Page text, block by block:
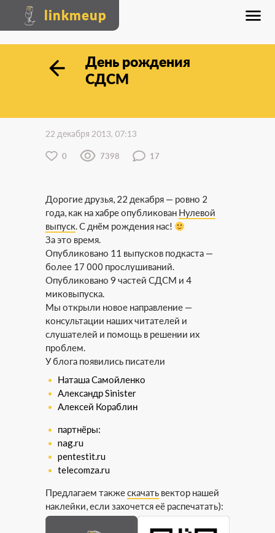
linkmeup
День рождения
СДСМ
22 декабря 2013, 07:13
0 7398 17
Дорогие друзья, 22 декабря — ровно 2
года, как на хабре опубликован Нулевой
выпуск. С днём рождения нас!
За это время.
Опубликовано 11 выпусков подкаста —
более 17 000 прослушиваний.
Опубликовано 9 частей СДСМ и 4
миковыпуска.
Мы открыли новое направление —
консультации наших читателей и
слушателей и помощь в решении их
проблем.
У блога появились писатели
Наташа Самойленко
Александр Sinister
Алексей Кораблин
партнёры:
nag.ru
pentestit.ru
telecomza.ru
Предлагаем такжескачать вектор нашей
наклейки, если захочется её распечатать):